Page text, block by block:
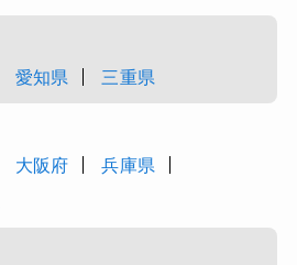
愛知県 三重県
大阪府
兵庫県